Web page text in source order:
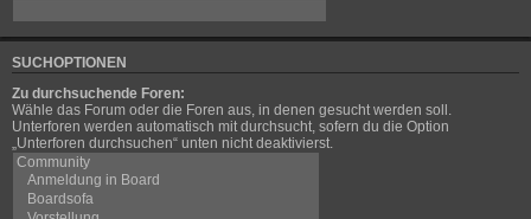
SUCHOPTIONEN
Zu durchsuchende Foren:
Wähle das Forum oder die Foren aus, in denen gesucht werden soll.
Unterforen werden automatisch mit durchsucht, sofern du die Option
„Unterforen durchsuchen“ unten nicht deaktivierst.